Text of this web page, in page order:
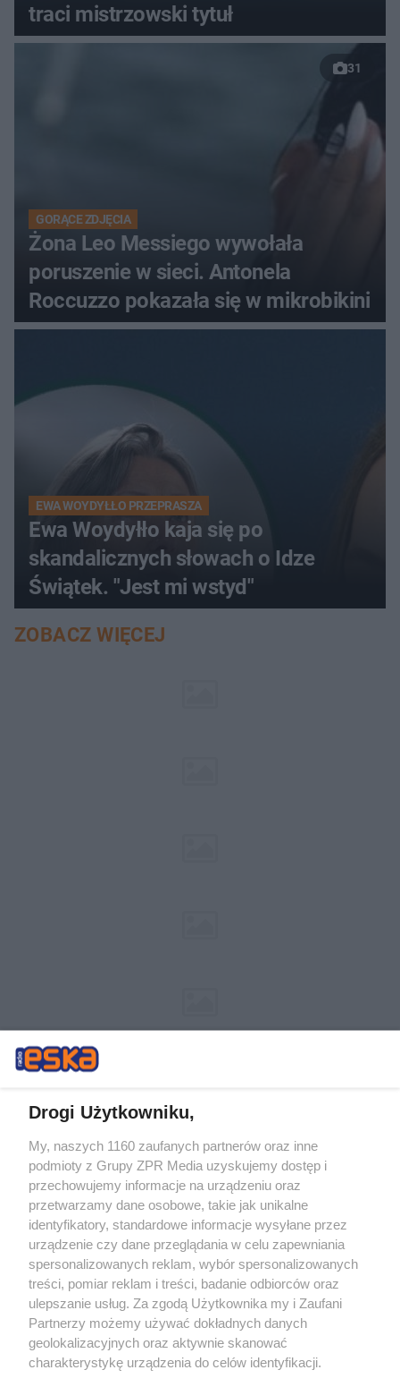
traci mistrzowski tytuł
31
GORĄCE ZDJĘCIA
Żona Leo Messiego wywołała
poruszenie w sieci. Antonela
Roccuzzo pokazała się w mikrobikini
EWA WOYDYŁŁO PRZEPRASZA
Ewa Woydyłło kaja się po
skandalicznych słowach o Idze
Świątek. "Jest mi wstyd"
ZOBACZ WIĘCEJ
Żaden utwór zamieszczony w serwisie nie może być powielany i
rozpowszechniany lub dalej rozpowszechniany w jakikolwiek sposób (w
tym także elektroniczny lub mechaniczny) na jakimkolwiek polu
eksploatacji w jakiejkolwiek formie, włącznie z umieszczaniem w
Internecie bez pisemnej zgody właściciela praw. Jakiekolwiek użycie lub
wykorzystanie utworów w całości lub w części z naruszeniem prawa,
tzn. bez właściwej zgody, jest zabronione pod groźbą kary i może być
ścigane prawnie.
Drogi Użytkowniku,
My, naszych 1160 zaufanych partnerów oraz inne
podmioty z Grupy ZPR Media uzyskujemy dostęp i
przechowujemy informacje na urządzeniu oraz
przetwarzamy dane osobowe, takie jak unikalne
identyfikatory, standardowe informacje wysyłane przez
urządzenie czy dane przeglądania w celu zapewniania
spersonalizowanych reklam, wybór spersonalizowanych
treści, pomiar reklam i treści, badanie odbiorców oraz
ulepszanie usług. Za zgodą Użytkownika my i Zaufani
Partnerzy możemy używać dokładnych danych
geolokalizacyjnych oraz aktywnie skanować
charakterystykę urządzenia do celów identyfikacji.